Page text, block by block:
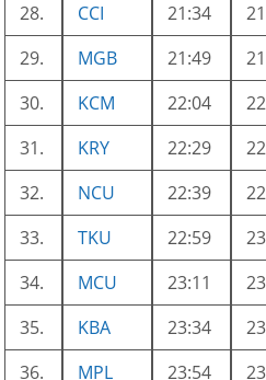
28.
CCI 21:34
29.
MGB 21:49
30.
KCM 22:04
31.
KRY 22:29
32.
NCU 22:39
33.
TKU 22:59
34.
MCU 23:11
35.
KBA 23:34
36.
MPL 23:54